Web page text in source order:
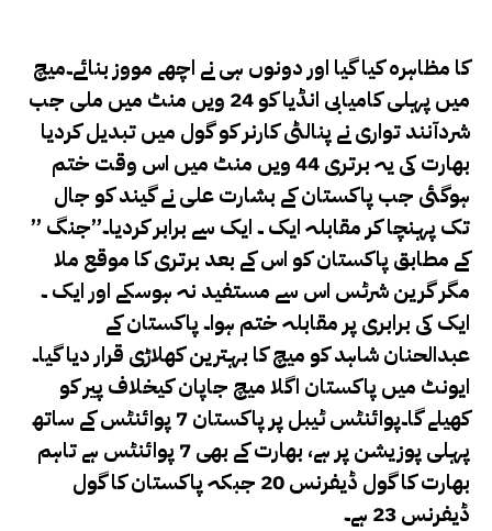
کا مظاہرہ کیا گیا اور دونوں ہی نے اچھے مووز بنائے۔میچ
میں پہلی کامیابی انڈیا کو 24 ویں منٹ میں ملی جب
شردآنند تواری نے پنالٹی کارنر کو گول میں تبدیل کردیا
بھارت کی یہ برتری 44 ویں منٹ میں اس وقت ختم
ہوگئی جب پاکستان کے بشارت علی نے گیند کو جال
تک پہنچا کر مقابلہ ایک ۔ ایک سے برابر کردیا۔”جنگ ”
کے مطابق پاکستان کو اس کے بعد برتری کا موقع ملا
مگر گرین شرٹس اس سے مستفید نہ ہوسکے اور ایک ۔
ایک کی برابری پر مقابلہ ختم ہوا۔ پاکستان کے
عبدالحنان شاہد کو میچ کا بہترین کھلاڑی قرار دیا گیا۔
ایونٹ میں پاکستان اگلا میچ جاپان کیخلاف پیر کو
کھیلے گا۔پوائنٹس ٹیبل پر پاکستان 7 پوائنٹس کے ساتھ
پہلی پوزیشن پر ہے، بھارت کے بھی 7 پوائنٹس ہے تاہم
بھارت کا گول ڈیفرنس 20 جبکہ پاکستان کا گول
ڈیفرنس 23 ہے۔